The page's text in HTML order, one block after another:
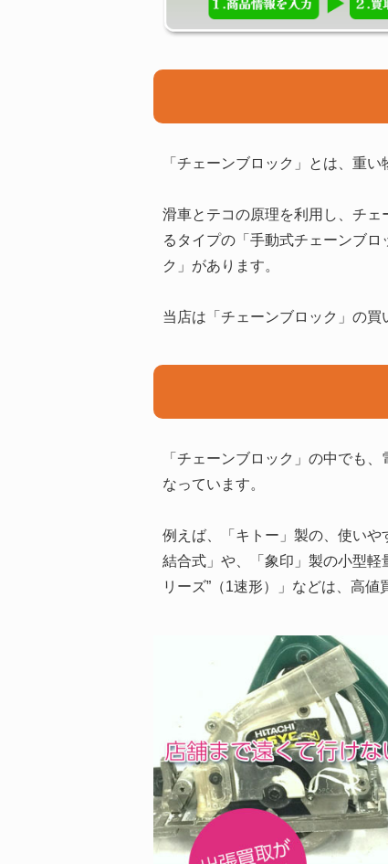
「チェーンブロック」とは、重
滑車とテコの原理を利用し、チ
るタイプの「手動式チェーンブ
ク」があります。
当店は「チェーンブロック」の買
「チェーンブロック」の中でも
なっています。
例えば、「キトー」製の、使い
結合式」や、「象印」製の小型
リーズ”（1速形）」などは、高値